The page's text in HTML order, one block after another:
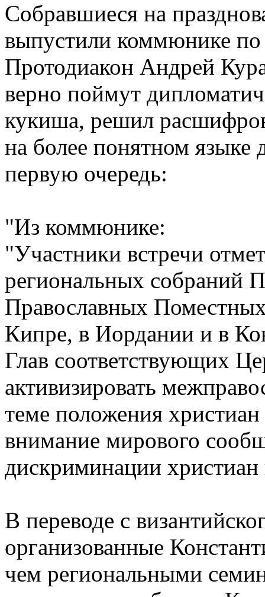
Собравшиеся на
выпустили коммюнике
Протодиакон Андрей
верно поймут
кукиша, решил
на более понятном языке
первую очередь:
"Из коммюнике:
"Участники встречи
региональных собраний
Православных
Кипре, в Иордании и в
Глав соответствующих
активизировать
теме положения
внимание мирового
дискриминации христиан
В переводе с
организованные
чем региональными